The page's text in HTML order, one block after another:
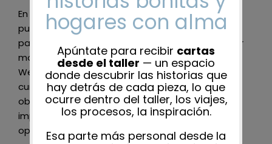
En las ocasiones en las que el Usuario deba o
pueda facilitar sus datos a través de formularios
para realizar consultas, solicitar información o por
motivos relacionados con el contenido del Sitio
Web, se le informará en caso de que la
cumplimentación de alguno de ellos sea
obligatoria debido a que los mismos sean
imprescindibles para el correcto desarrollo de la
operación realizada.